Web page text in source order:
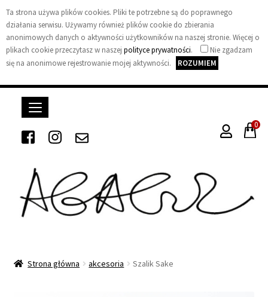
Ta strona używa plików cookies. Pliki te potrzebne są do poprawnego
działania serwisu. Używamy również plików cookie do zbierania
anonimowych danych o aktywności użytkowników na naszej stronie. Więcej o
plikach cookie przeczytasz w naszej polityce prywatności.
Nie zgadzam
się na anonimowe rejestrowanie mojej aktywności.
ROZUMIEM
A
A
0
Strona główna akcesoria Szalik Sake